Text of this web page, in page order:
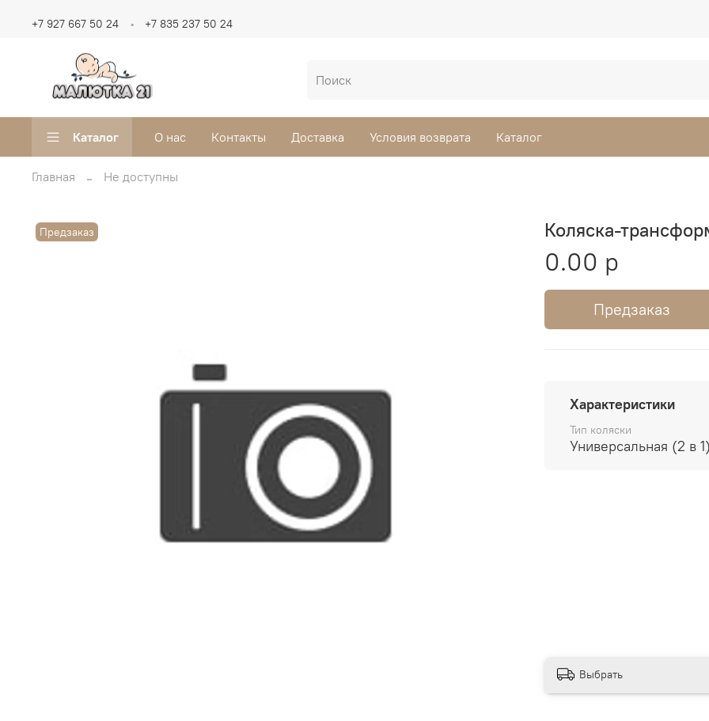
+7 927 667 50 24 +7 835 237 50 24
Каталог О нас Контакты Доставка Условия возврата Каталог
Главная Не доступны
Предзаказ Коляска-
0.00 р
Предзаказ
Характеристики
Тип коляски
Универсальная (2 в
Выбрать